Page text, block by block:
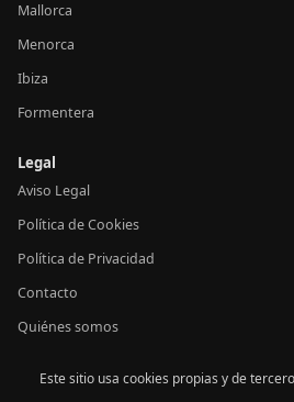
Mallorca
Menorca
Ibiza
Formentera
Legal
Aviso Legal
Política de Cookies
Política de Privacidad
Contacto
Quiénes somos
© 2026 24h
Este sitio usa cookies propias y de